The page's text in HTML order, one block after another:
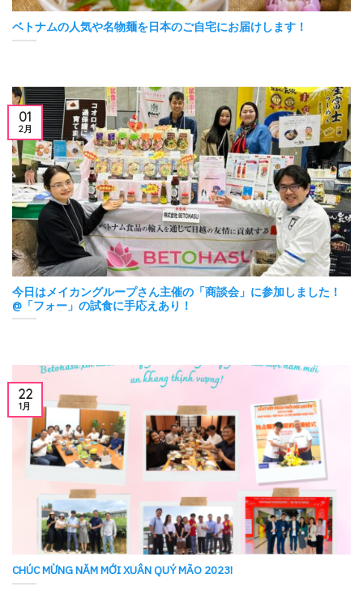
ベトナムの人気や名物麺を日本のご自宅にお届けします！
今日はメイカングループさん主催の「商談会」に参加しました！
@「フォー」の試食に手応えあり！
01
2月
CHÚC MỪNG NĂM MỚI XUÂN QUÝ MÃO 2023!
22
1月